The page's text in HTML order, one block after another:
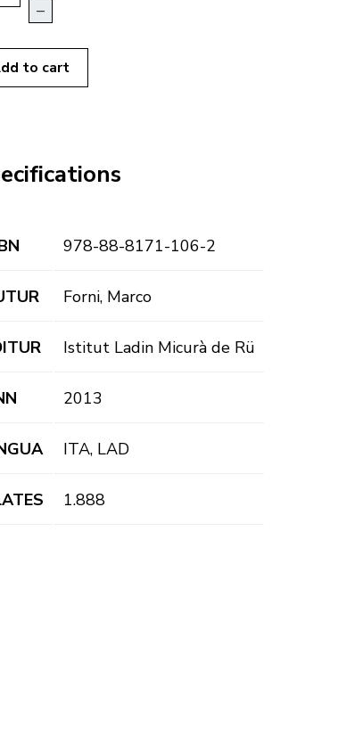
–
to cart
978-88-8171-106-2
Forni, Marco
Istitut Ladin Micurà de Rü
2013
ITA, LAD
1.888